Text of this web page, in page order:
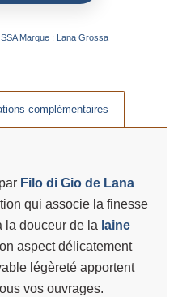
Marque : Lana Grossa
complémentaires
Filo di Gio de Lana
qui associe la finesse
la douceur de la laine
aspect délicatement
légèreté apportent
vos ouvrages.